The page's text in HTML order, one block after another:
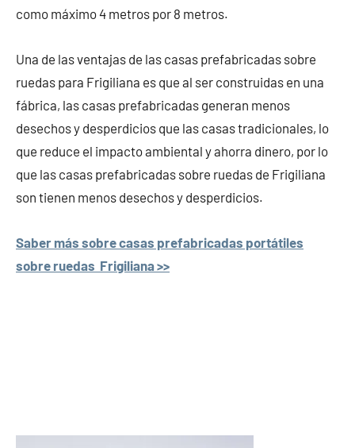
como máximo 4 metros por 8 metros.
Una de las ventajas de las casas prefabricadas sobre
ruedas para Frigiliana es que al ser construidas en una
fábrica, las casas prefabricadas generan menos
desechos y desperdicios que las casas tradicionales, lo
que reduce el impacto ambiental y ahorra dinero, por lo
que las casas prefabricadas sobre ruedas de Frigiliana
son tienen menos desechos y desperdicios.
Saber más sobre casas prefabricadas portátiles
sobre ruedas Frigiliana >>